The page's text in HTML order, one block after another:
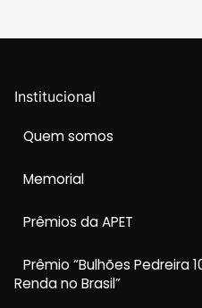
Institucional
Quem somos
Memorial
Prêmios da APET
Prêmio “Bulhões Pedreira
Renda no Brasil”